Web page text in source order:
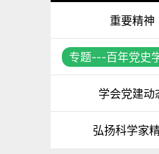
重要精神
专题---百年党史
学会党建动
弘扬科学家